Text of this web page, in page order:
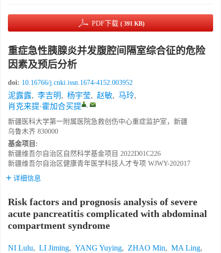
PDF下载 ( 391 KB)
重症急性胰腺炎并发腹腔间隔室综合征的危险
因素及预后分析
doi: 10.16766/j.cnki.issn.1674-4152.003952
泥露露, 李吉明, 杨宇莹, 赵敏, 马玲,
肖克来提·霍加合买提
,
新疆医科大学第一附属医院急救创伤中心重症监护室，新疆
乌鲁木齐 830000
基金项目:
新疆维吾尔自治区自然科学基金项目 2022D01C226
新疆维吾尔自治区健康青年医学科技人才专项 WJWY-202017
详细信息
Risk factors and prognosis analysis of severe
acute pancreatitis complicated with abdominal
compartment syndrome
NI Lulu, LI Jiming, YANG Yuying, ZHAO Min, MA Ling,